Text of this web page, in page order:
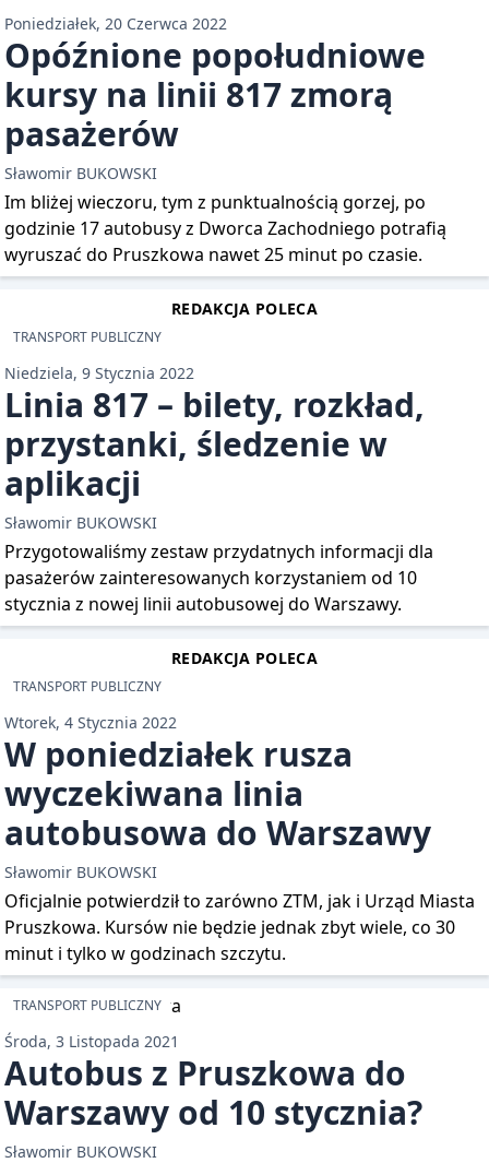
Poniedziałek, 20 Czerwca 2022
Opóźnione popołudniowe
kursy na linii 817 zmorą
pasażerów
Sławomir BUKOWSKI
Im bliżej wieczoru, tym z punktualnością gorzej, po
godzinie 17 autobusy z Dworca Zachodniego potrafią
wyruszać do Pruszkowa nawet 25 minut po czasie.
REDAKCJA POLECA
TRANSPORT PUBLICZNY
Niedziela, 9 Stycznia 2022
Linia 817 – bilety, rozkład,
przystanki, śledzenie w
aplikacji
Sławomir BUKOWSKI
Przygotowaliśmy zestaw przydatnych informacji dla
pasażerów zainteresowanych korzystaniem od 10
stycznia z nowej linii autobusowej do Warszawy.
REDAKCJA POLECA
TRANSPORT PUBLICZNY
Wtorek, 4 Stycznia 2022
W poniedziałek rusza
wyczekiwana linia
autobusowa do Warszawy
Sławomir BUKOWSKI
Oficjalnie potwierdził to zarówno ZTM, jak i Urząd Miasta
Pruszkowa. Kursów nie będzie jednak zbyt wiele, co 30
minut i tylko w godzinach szczytu.
TRANSPORT PUBLICZNY
Środa, 3 Listopada 2021
Autobus z Pruszkowa do
Warszawy od 10 stycznia?
Sławomir BUKOWSKI